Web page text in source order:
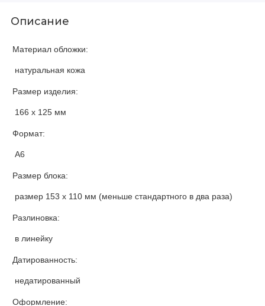
Описание
Материал обложки:
натуральная кожа
Размер изделия:
166 х 125 мм
Формат:
А6
Размер блока:
размер 153 х 110 мм (меньше стандартного в два раза)
Разлиновка:
в линейку
Датированность:
недатированный
Оформление: